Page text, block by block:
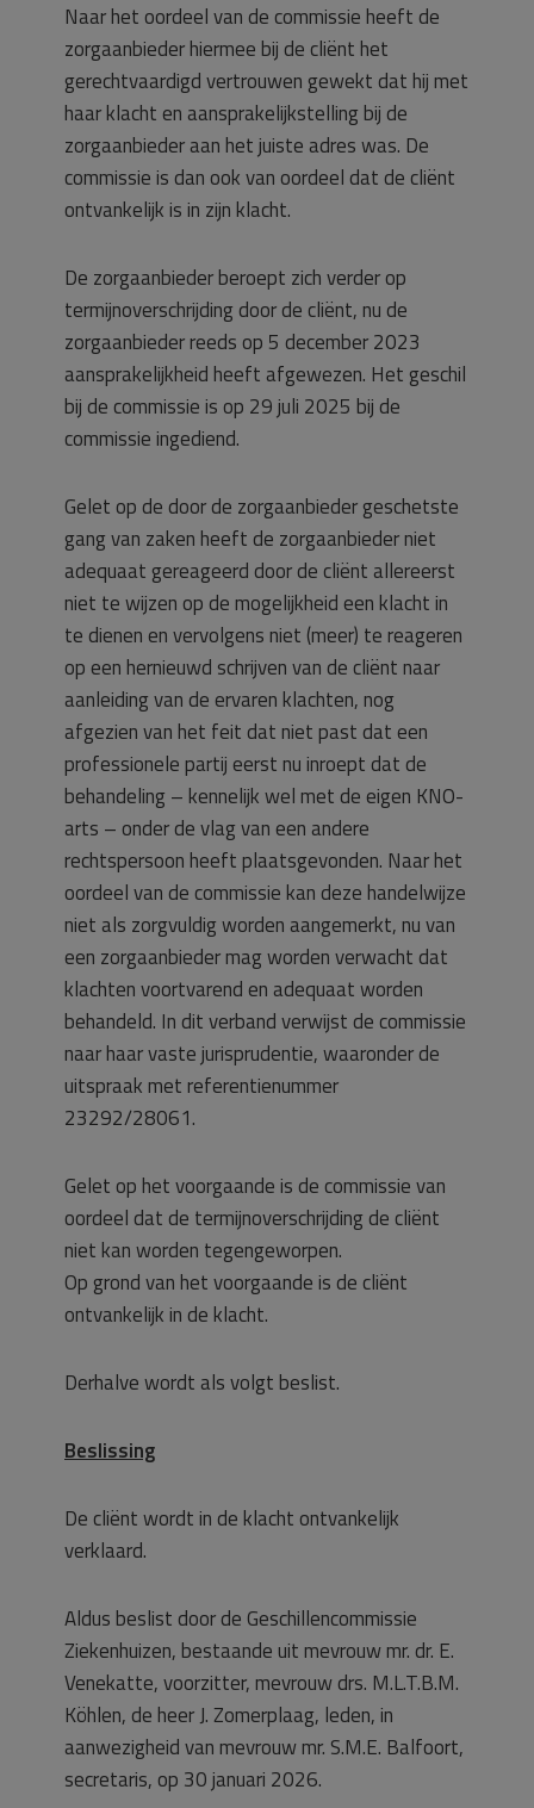
Naar het oordeel van de commissie heeft de
zorgaanbieder hiermee bij de cliënt het
gerechtvaardigd vertrouwen gewekt dat hij met
haar klacht en aansprakelijkstelling bij de
zorgaanbieder aan het juiste adres was. De
commissie is dan ook van oordeel dat de cliënt
ontvankelijk is in zijn klacht.
De zorgaanbieder beroept zich verder op
termijnoverschrijding door de cliënt, nu de
zorgaanbieder reeds op 5 december 2023
aansprakelijkheid heeft afgewezen. Het geschil
bij de commissie is op 29 juli 2025 bij de
commissie ingediend.
Gelet op de door de zorgaanbieder geschetste
gang van zaken heeft de zorgaanbieder niet
adequaat gereageerd door de cliënt allereerst
niet te wijzen op de mogelijkheid een klacht in
te dienen en vervolgens niet (meer) te reageren
op een hernieuwd schrijven van de cliënt naar
aanleiding van de ervaren klachten, nog
afgezien van het feit dat niet past dat een
professionele partij eerst nu inroept dat de
behandeling – kennelijk wel met de eigen KNO-
arts – onder de vlag van een andere
rechtspersoon heeft plaatsgevonden. Naar het
oordeel van de commissie kan deze handelwijze
niet als zorgvuldig worden aangemerkt, nu van
een zorgaanbieder mag worden verwacht dat
klachten voortvarend en adequaat worden
behandeld. In dit verband verwijst de commissie
naar haar vaste jurisprudentie, waaronder de
uitspraak met referentienummer
23292/28061.
Gelet op het voorgaande is de commissie van
oordeel dat de termijnoverschrijding de cliënt
niet kan worden tegengeworpen.
Op grond van het voorgaande is de cliënt
ontvankelijk in de klacht.
Derhalve wordt als volgt beslist.
Beslissing
De cliënt wordt in de klacht ontvankelijk
verklaard.
Aldus beslist door de Geschillencommissie
Ziekenhuizen, bestaande uit mevrouw mr. dr. E.
Venekatte, voorzitter, mevrouw drs. M.L.T.B.M.
Köhlen, de heer J. Zomerplaag, leden, in
aanwezigheid van mevrouw mr. S.M.E. Balfoort,
secretaris, op 30 januari 2026.